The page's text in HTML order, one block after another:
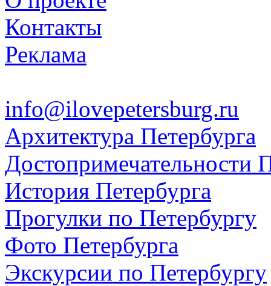
Контакты
Реклама
info@ilovepetersburg.ru
Архитектура Петербурга
Достопримечательности
История Петербурга
Прогулки по Петербургу
Фото Петербурга
Экскурсии по Петербургу